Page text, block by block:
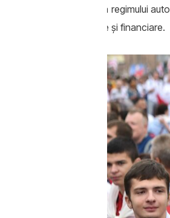
civile și în sprijinirea regimului
UE și restricții comerciale și financiare.